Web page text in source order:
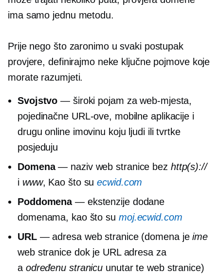
ima samo jednu metodu.
Prije nego što zaronimo u svaki postupak
provjere, definirajmo neke ključne pojmove koje
morate razumjeti.
Svojstvo — široki pojam za web-mjesta,
pojedinačne URL-ove, mobilne aplikacije i
drugu online imovinu koju ljudi ili tvrtke
posjeduju
Domena— naziv web stranice bez http(s)://
i www, Kao što suecwid.com
Poddomena— ekstenzije dodane
domenama, kao što su moj.ecwid.com
URL— adresa web stranice (domena jeime
web stranice dok je URL adresa za
a određenu stranicu unutar te web stranice)